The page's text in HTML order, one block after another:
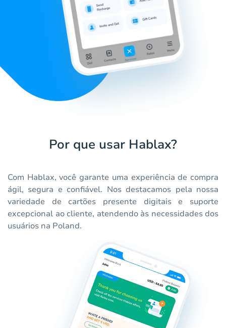
Por que usar Hablax?
Com Hablax, você garante uma experiência de compra
ágil, segura e confiável. Nos destacamos pela nossa
variedade de cartões presente digitais e suporte
excepcional ao cliente, atendendo às necessidades dos
usuários na Poland.